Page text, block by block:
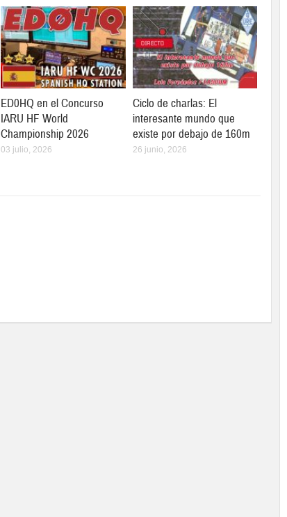
ED0HQ en el Concurso
IARU HF World
Championship 2026
03 julio, 2026
Ciclo de charlas: El
interesante mundo que
existe por debajo de 160m
26 junio, 2026